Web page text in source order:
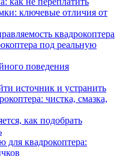
ключевые отличия от
квадрокоптера
под реальную
поведения
источник и устранить
чистка, смазка,
как подобрать
для квадрокоптера: